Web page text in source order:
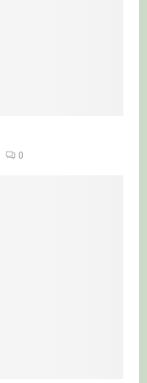
0